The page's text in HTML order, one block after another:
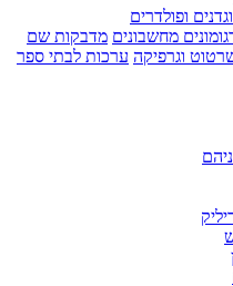
ופולדרים
מחשבונים מדבקות שם
וגרפיקה ערכות לבתי ספר